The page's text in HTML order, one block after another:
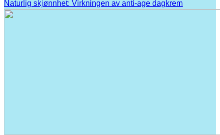
Naturlig skjønnhet: Virkningen av anti-age dagkrem